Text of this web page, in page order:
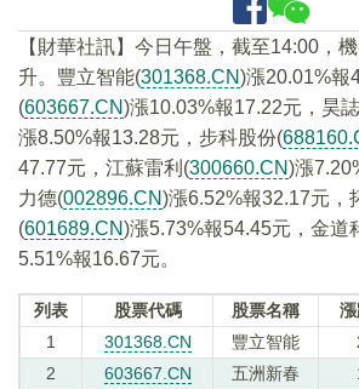
【財華社訊】今日午盤，截至14:00，
升。豐立智能(301368.CN)漲20.01%報
(603667.CN)漲10.03%報17.22元，昊
漲8.50%報13.28元，步科股份(
47.77元，江蘇雷利(300660.CN)漲
力德(002896.CN)漲6.52%報32.17元，
(601689.CN)漲5.73%報54.45元，金道
5.51%報16.67元。
列表 股票代碼 股票名稱
1
301368.CN 豐立智能
2
603667.CN 五洲新春